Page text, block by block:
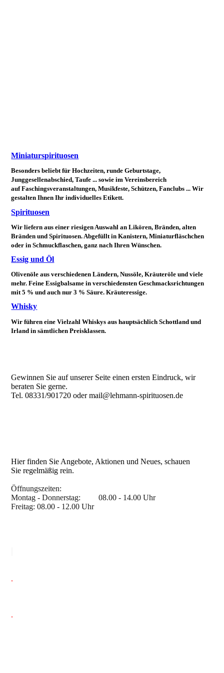
Miniaturspirituosen
Besonders beliebt für Hochzeiten, runde Geburtstage,
Junggesellenabschied, Taufe ... sowie im Vereinsbereich
auf Faschingsveranstaltungen, Musikfeste, Schützen, Fanclubs ... Wir
gestalten Ihnen Ihr individuelles Etikett.
Spirituosen
Wir liefern aus einer riesigen Auswahl an Likören, Bränden, alten
Bränden und Spirituosen. Abgefüllt in Kanistern, Miniaturfläschchen
oder in Schmuckflaschen, ganz nach Ihren Wünschen.
Essig und Öl
Olivenöle aus verschiedenen Ländern, Nussöle, Kräuteröle und viele
mehr. Feine Essigbalsame in verschiedensten Geschmacksrichtungen
mit 5 % und auch nur 3 % Säure. Kräuteressige.
Whisky
Wir führen eine Vielzahl Whiskys aus hauptsächlich Schottland und
Irland in sämtlichen Preisklassen.
Gewinnen Sie auf unserer Seite einen ersten Eindruck, wir
beraten Sie gerne.
Tel. 08331/901720 oder mail@lehmann-spirituosen.de
Hier finden Sie Angebote, Aktionen und Neues, schauen
Sie regelmäßig rein.
Öffnungszeiten:
Montag - Donnerstag: 08.00 - 14.00 Uhr
Freitag: 08.00 - 12.00 Uhr
.
.